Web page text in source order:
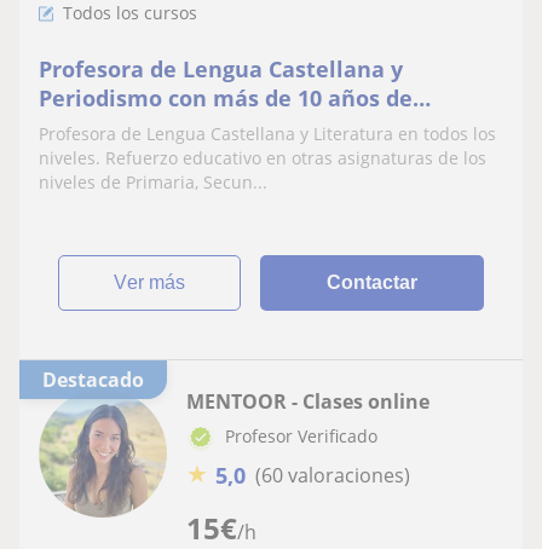
Todos los cursos
Profesora de Lengua Castellana y
Periodismo con más de 10 años de
experiencia.
Profesora de Lengua Castellana y Literatura en todos los
niveles. Refuerzo educativo en otras asignaturas de los
niveles de Primaria, Secun...
ver más Contactar
Destacado
15€/h
MENTOOR - Clases online
Profesor Verificado
★ 5,0 (60 valoraciones)